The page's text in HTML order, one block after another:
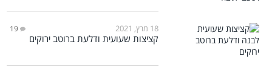
18 מרץ, 2021 19
קציצות שעועית ודלעת ברוטב ירוקים